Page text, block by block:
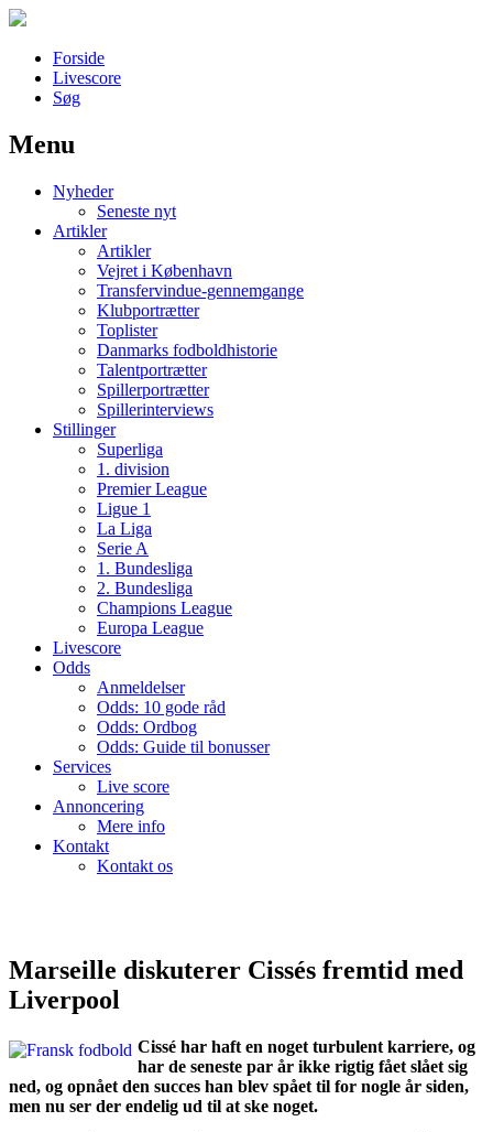
Forside
Livescore
Søg
Наши партнеры
лучшие займы
Menu
Nyheder
Seneste nyt
Artikler
Artikler
Vejret i København
Transfervindue-gennemgange
Klubportrætter
Toplister
Danmarks fodboldhistorie
Talentportrætter
Spillerportrætter
Spillerinterviews
Stillinger
Superliga
1. division
Premier League
Ligue 1
La Liga
Serie A
1. Bundesliga
2. Bundesliga
Champions League
Europa League
Livescore
Odds
Anmeldelser
Odds: 10 gode råd
Odds: Ordbog
Odds: Guide til bonusser
Services
Live score
Annoncering
Mere info
Kontakt
Kontakt os
Marseille diskuterer Cissés fremtid med
Liverpool
Cissé har haft en noget turbulent karriere, og
har de seneste par år ikke rigtig fået slået sig
ned, og opnået den succes han blev spået til for nogle år siden,
men nu ser der endelig ud til at ske noget.